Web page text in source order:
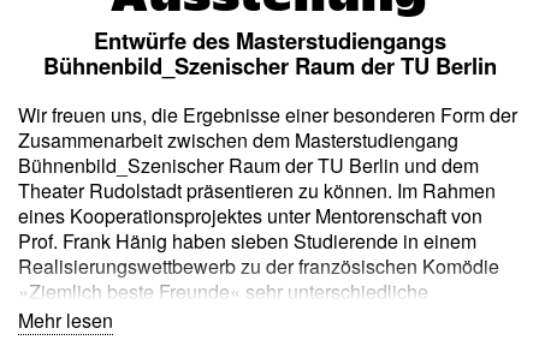
Entwürfe des Masterstudiengangs
Bühnenbild_Szenischer Raum der TU Berlin
Wir freuen uns, die Ergebnisse einer besonderen Form der
Zusammenarbeit zwischen dem Masterstudiengang
Bühnenbild_Szenischer Raum der TU Berlin und dem
Theater Rudolstadt präsentieren zu können. Im Rahmen
eines Kooperationsprojektes unter Mentorenschaft von
Prof. Frank Hänig haben sieben Studierende in einem
Realisierungswettbewerb zu der französischen Komödie
»Ziemlich beste Freunde« sehr unterschiedliche
Bühnenbilder und Kostüme entworfen. Zu
Mehr lesen